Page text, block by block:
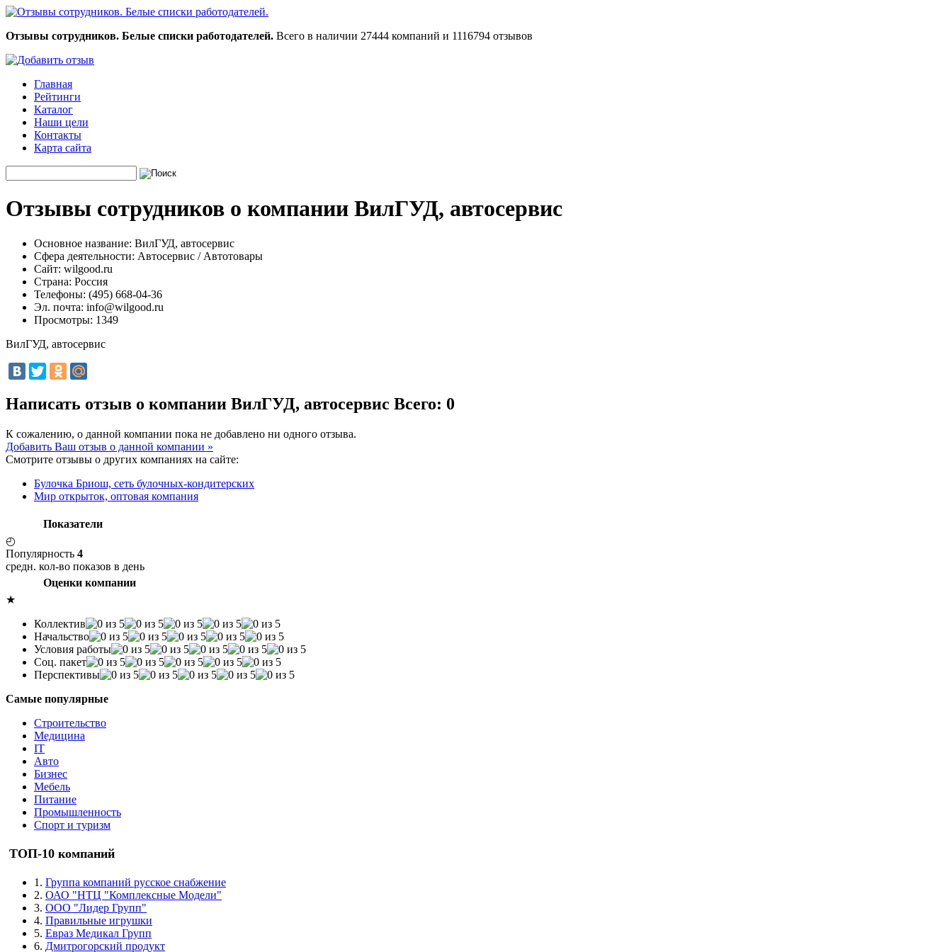
Отзывы сотрудников. Белые списки работодателей. Всего в наличии 27444 компаний и 1116794 отзывов
Главная
Рейтинги
Каталог
Наши цели
Контакты
Карта сайта
Отзывы сотрудников о компании ВилГУД, автосервис
Основное название: ВилГУД, автосервис
Сфера деятельности: Автосервис / Автотовары
Сайт: wilgood.ru
Страна: Россия
Телефоны: (495) 668-04-36
Эл. почта: info@wilgood.ru
Просмотры: 1349
ВилГУД, автосервис
Написать отзыв о компании ВилГУД, автосервис Всего: 0
К сожалению, о данной компании пока не добавлено ни одного отзыва.
Добавить Ваш отзыв о данной компании »
Смотрите отзывы о других компаниях на сайте:
Булочка Бриош, сеть булочных-кондитерских
Мир открыток, оптовая компания
Показатели
◴
Популярность 4
средн. кол-во показов в день
Оценки компании
★
Коллектив
Начальство
Условия работы
Соц. пакет
Перспективы
Самые популярные
Строительство
Медицина
IT
Авто
Бизнес
Мебель
Питание
Промышленность
Спорт и туризм
ТОП-10 компаний
1. Группа компаний русское снабжение
2. ОАО "НТЦ "Комплексные Модели"
3. ООО "Лидер Групп"
4. Правильные игрушки
5. Евраз Медикал Групп
6. Дмитрогорский продукт